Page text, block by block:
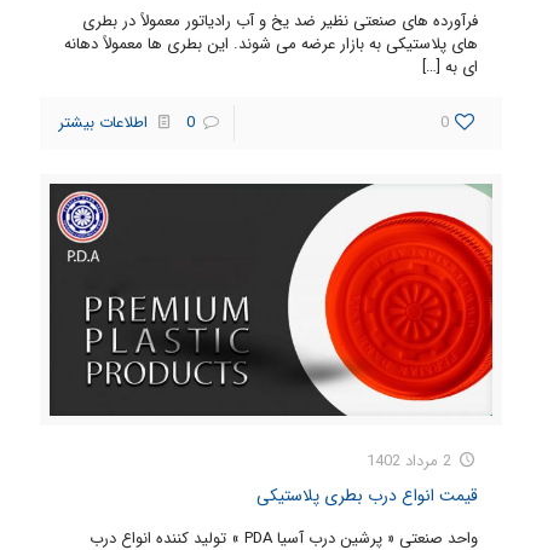
فرآورده های صنعتی نظیر ضد یخ و آب رادیاتور معمولاً در بطری
های پلاستیکی به بازار عرضه می شوند. این بطری ها معمولاً دهانه
ای به […]
0
0 اطلاعات بیشتر
2 مرداد 1402
قیمت انواع درب بطری پلاستیکی
واحد صنعتی « پرشین درب آسیا PDA » تولید کننده انواع درب